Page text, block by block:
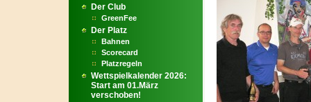
Der Club
GreenFee
Der Platz
Bahnen
Scorecard
Platzregeln
Wettspielkalender 2026:
Start am 01.März
verschoben!